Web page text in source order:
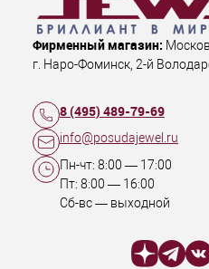
Фирменный магазин:
г. Наро-Фоминск, 2-й
8 (495) 489-79-69
info@posudajewel.ru
Пн-чт: 8:00 — 17:00
Пт: 8:00 — 16:00
Сб-вс — выходной